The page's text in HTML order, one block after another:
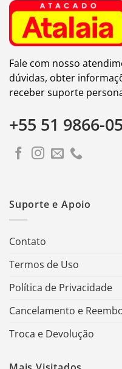
Fale com nosso
dúvidas, obter
receber suporte
+55 51 9866-
Suporte e Apoio
Contato
Termos de Uso
Política de Privacidade
Cancelamento e
Troca e Devolução